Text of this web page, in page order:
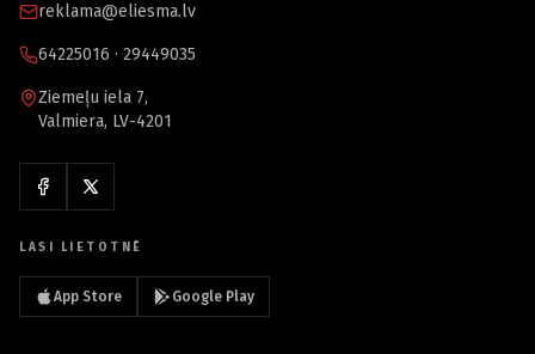
reklama@eliesma.lv
64225016 · 29449035
Ziemeļu iela 7,
Valmiera, LV-4201
LASI LIETOTNĒ
App Store Google Play